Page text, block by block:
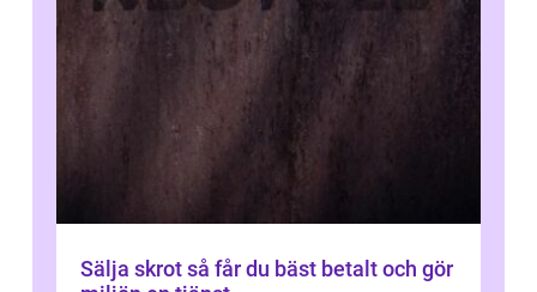
Sälja skrot så får du bäst betalt och gör